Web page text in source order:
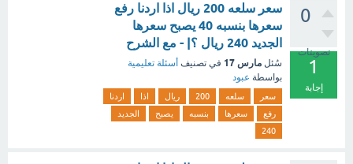
0
تصويتات
1
إجابة
سعر سلعه 200 ريال اذا اردنا رفع
سعرها بنسبه 40 يصبح سعرها
الجديد 240 ريال ؟| - مع الشرح
سُئل مارس 17 في تصنيف أسئلة تعليمية
بواسطة عبود
سعر سلعه 200 ريال اذا
اردنا
رفع
سعرها بنسبه يصبح
الجديد
240